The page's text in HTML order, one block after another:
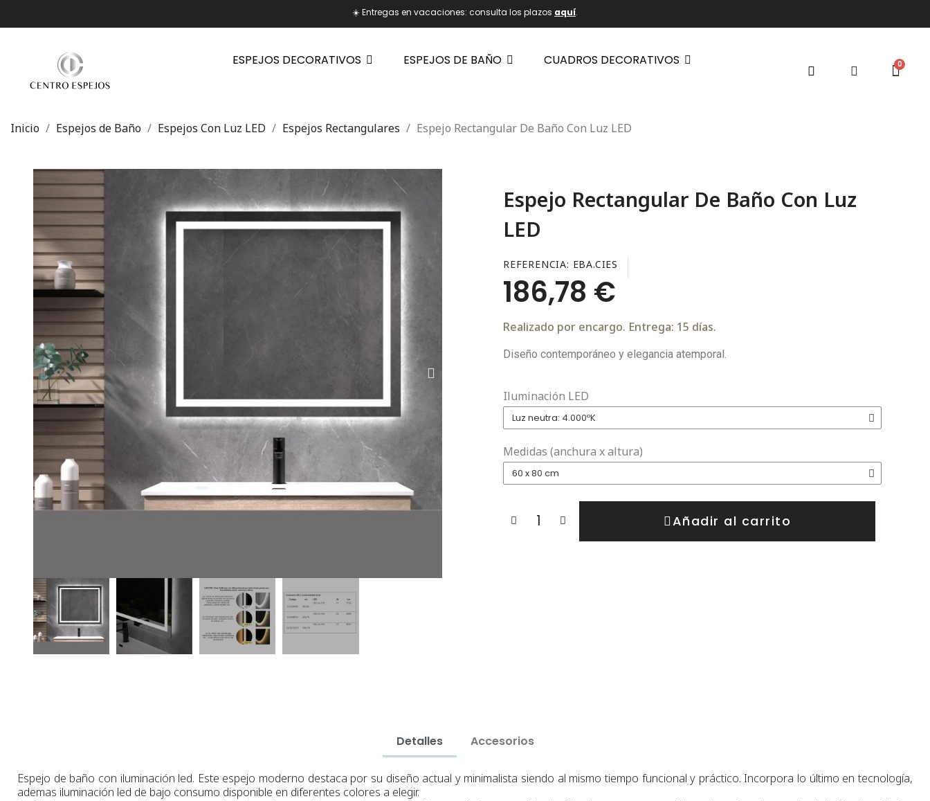
☀️ Entregas en vacaciones: consulta los plazos aquí.
ESPEJOS DECORATIVOS ESPEJOS DE BAÑO CUADROS DECORATIVOS
Inicio Espejos de Baño Espejos Con Luz LED Espejos Rectangulares Espejo Rectangular De Baño Con Luz LED
Espejo Rectangular De Baño Con Luz
LED
REFERENCIA EBA.CIES
186,78 €
Realizado por encargo. Entrega: 15 días.
Diseño contemporáneo y elegancia atemporal.
Iluminación LED
Medidas (anchura x altura)
Añadir al carrito
Detalles Accesorios
Espejo de baño con iluminación led. Este espejo moderno destaca por su diseño actual y minimalista siendo al mismo tiempo funcional y práctico. Incorpora lo último en tecnología,
ademas iluminación led de bajo consumo disponible en diferentes colores a elegir.